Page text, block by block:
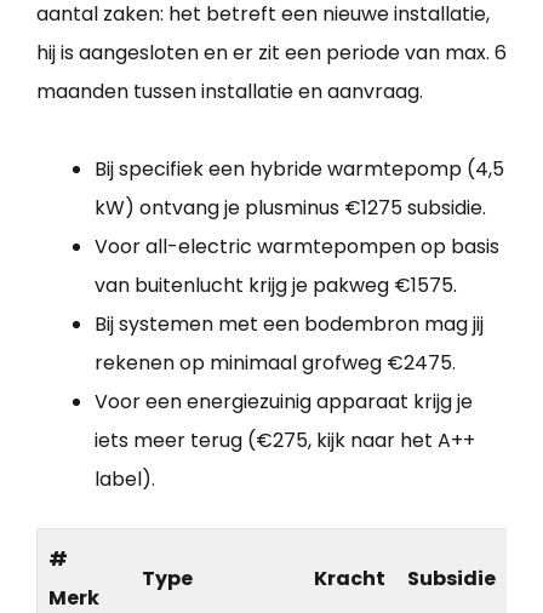
aantal zaken: het betreft een nieuwe installatie,
hij is aangesloten en er zit een periode van max. 6
maanden tussen installatie en aanvraag.
Bij specifiek een hybride warmtepomp (4,5
kW) ontvang je plusminus €1275 subsidie.
Voor all-electric warmtepompen op basis
van buitenlucht krijg je pakweg €1575.
Bij systemen met een bodembron mag jij
rekenen op minimaal grofweg €2475.
Voor een energiezuinig apparaat krijg je
iets meer terug (€275, kijk naar het A++
label).
#
Merk
Type Kracht Subsidie